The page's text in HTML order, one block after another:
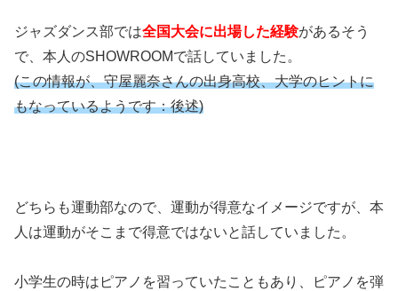
ジャズダンス部では全国大会に出場した経験があるそう
で、本人のSHOWROOMで話していました。
(この情報が、守屋麗奈さんの出身高校、大学のヒントに
もなっているようです：後述)
どちらも運動部なので、運動が得意なイメージですが、本
人は運動がそこまで得意ではないと話していました。
小学生の時はピアノを習っていたこともあり、ピアノを弾